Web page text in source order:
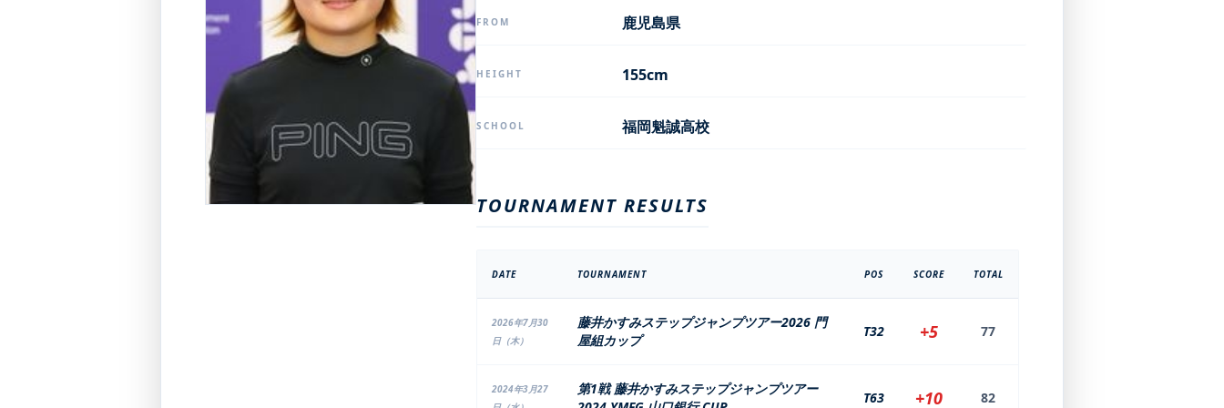
FROM 鹿児島県
HEIGHT 155cm
SCHOOL 福岡魁誠高校
TOURNAMENT RESULTS
DATE TOURNAMENT POS SCORE TOTAL
2026年7月30
日（木）
藤井かすみステップジャンプツアー2026 門
屋組カップ
T32 +5 77
2024年3月27
第1戦 藤井かすみステップジャンプツアー
T63 +10 82